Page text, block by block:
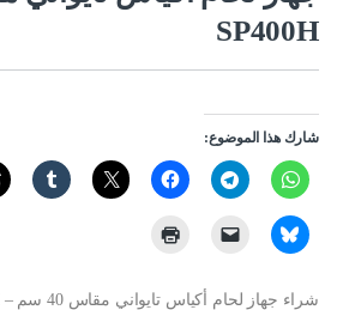
SP400H
شارك هذا الموضوع: